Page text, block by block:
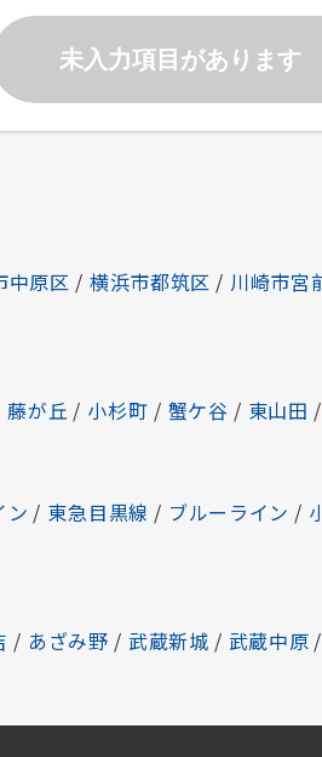
未入力項目があります
中原区 / 横浜市都筑区 / 川崎市宮
藤が丘 / 小杉町 / 蟹ケ谷 / 東山田 /
ン / 東急目黒線 / ブルーライン /
/ あざみ野 / 武蔵新城 / 武蔵中原 /